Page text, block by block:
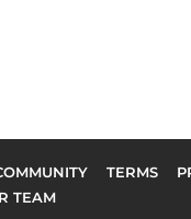
TERMS
TEAM